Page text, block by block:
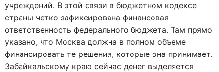
учреждений. В этой связи в бюджетном кодексе
страны четко зафиксирована финансовая
ответственность федерального бюджета. Там прямо
указано, что Москва должна в полном объеме
финансировать те решения, которые она принимает.
Забайкальскому краю сейчас денег выделяется